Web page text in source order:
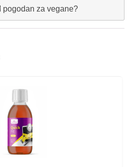
pogodan za vegane?